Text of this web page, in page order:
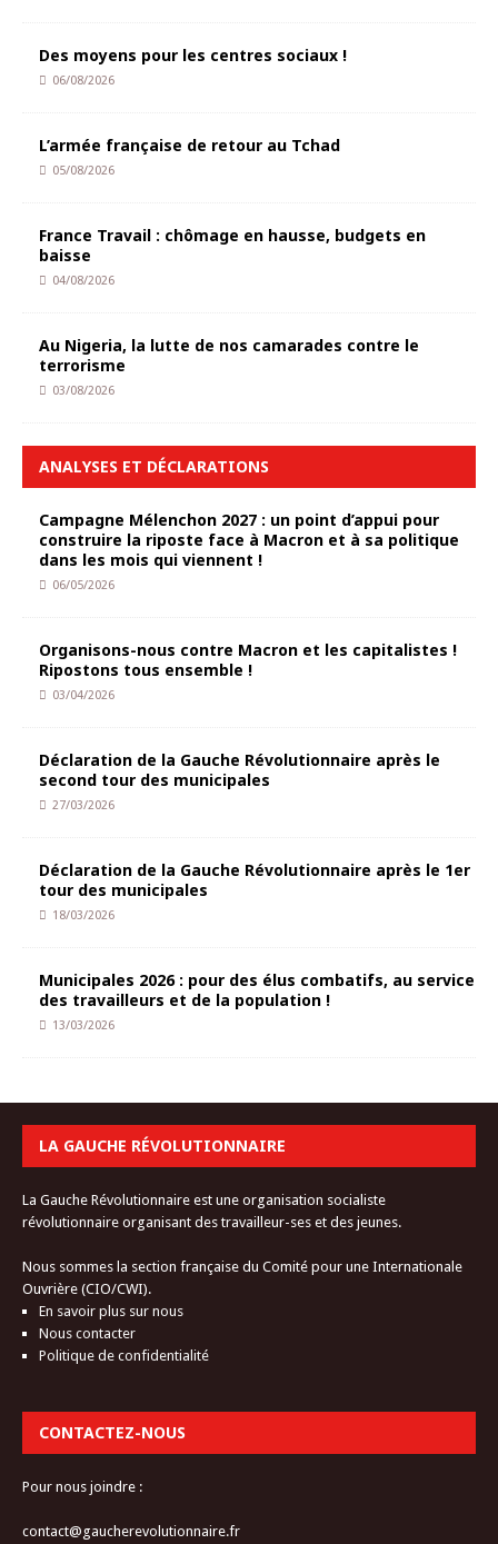
Des moyens pour les centres sociaux !
06/08/2026
L’armée française de retour au Tchad
05/08/2026
France Travail : chômage en hausse, budgets en
baisse
04/08/2026
Au Nigeria, la lutte de nos camarades contre le
terrorisme
03/08/2026
ANALYSES ET DÉCLARATIONS
Campagne Mélenchon 2027 : un point d’appui pour
construire la riposte face à Macron et à sa politique
dans les mois qui viennent !
06/05/2026
Organisons-nous contre Macron et les capitalistes !
Ripostons tous ensemble !
03/04/2026
Déclaration de la Gauche Révolutionnaire après le
second tour des municipales
27/03/2026
Déclaration de la Gauche Révolutionnaire après le 1er
tour des municipales
18/03/2026
Municipales 2026 : pour des élus combatifs, au service
des travailleurs et de la population !
13/03/2026
LA GAUCHE RÉVOLUTIONNAIRE
La Gauche Révolutionnaire est une organisation socialiste
révolutionnaire organisant des travailleur-ses et des jeunes.
Nous sommes la section française du Comité pour une Internationale
Ouvrière (CIO/CWI).
En savoir plus sur nous
Nous contacter
Politique de confidentialité
CONTACTEZ-NOUS
Pour nous joindre :
contact@gaucherevolutionnaire.fr